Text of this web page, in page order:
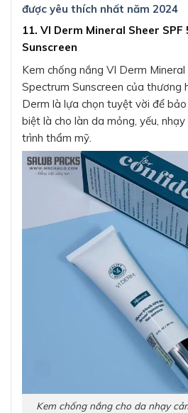
được yêu thích nhất năm 2024
11. VI Derm Mineral Sheer
Sunscreen
Kem chống nắng VI Derm
Spectrum Sunscreen của thương
Derm là lựa chọn tuyệt vời để
biệt là cho làn da mỏng, yếu,
trình thẩm mỹ.
Kem chống nắng cho da nhạy